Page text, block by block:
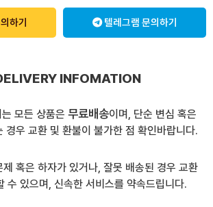
하기 텔레그램 문의하기
INFOMATION
모든 상품은 무료배송이며, 단순 변심 혹은
경우 교환 및 환불이 불가한 점 확인바랍니다.
혹은 하자가 있거나, 잘못 배송된 경우 교환
수 있으며, 신속한 서비스를 약속드립니다.